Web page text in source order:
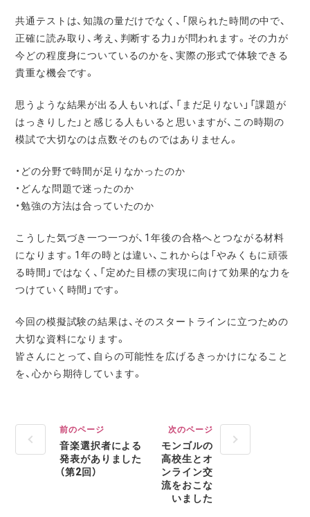
共通テストは、知識の量だけでなく、「限られた時間の中で、
正確に読み取り、考え、判断する力」が問われます。その力が
今どの程度身についているのかを、実際の形式で体験できる
貴重な機会です。
思うような結果が出る人もいれば、「まだ足りない」「課題が
はっきりした」と感じる人もいると思いますが、この時期の
模試で大切なのは点数そのものではありません。
・どの分野で時間が足りなかったのか
・どんな問題で迷ったのか
・勉強の方法は合っていたのか
こうした気づき一つ一つが、1年後の合格へとつながる材料
になり ます。1年の時とは違い、これからは「やみくもに頑張
る時間」ではなく、「定めた目標の実現に向けて効果的な力を
つけていく時間」です。
今回の模擬試験の結果は、そのスタートラインに立つための
大切な資料になります。
皆さんにとって、自らの可能性を広げるきっかけになること
を、心から期待しています。
前のページ
音楽選択者による
発表がありました
（第2回）
次のページ
モンゴルの
高校生とオ
ンライン交
流をおこな
いました